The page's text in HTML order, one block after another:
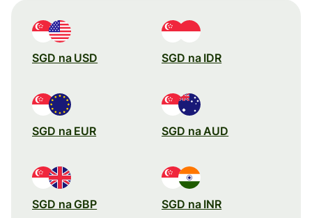
SGD na USD SGD na IDR
SGD na EUR SGD na AUD
SGD na GBP SGD na INR